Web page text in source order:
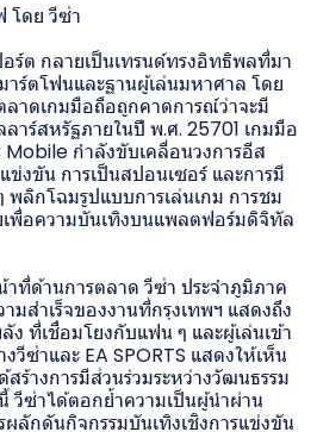
โดย วีซ่า
ร์ต กลายเป็นเทรนด์ทรงอิทธิพลที่มา
ร์ตโฟนและฐานผู้เล่นมหาศาล โดย
ลาดเกมมือถือถูกคาดการณ์ว่าจะมี
ร์สหรัฐภายในปี พ.ศ. 25701 เกมมือ
Mobile กำลังขับเคลื่อนวงการอีส
งขัน การเป็นสปอนเซอร์ และการมี
ลิกโฉมรูปแบบการเล่นเกม การชม
เพื่อความบันเทิงบนแพลตฟอร์มดิจิทัล
าที่ด้านการตลาด วีซ่า ประจำภูมิภาค
มสำเร็จของงานที่กรุงเทพฯ แสดงถึง
ที่เชื่อมโยงกับแฟน ๆ และผู้เล่นเข้า
วีซ่าและ EA SPORTS แสดงให้เห็น
ร้างการมีส่วนร่วมระหว่างวัฒนธรรม
วีซ่าได้ตอกย้ำความเป็นผู้นำผ่าน
ลักดันกิจกรรมบันเทิงเชิงการแข่งขัน